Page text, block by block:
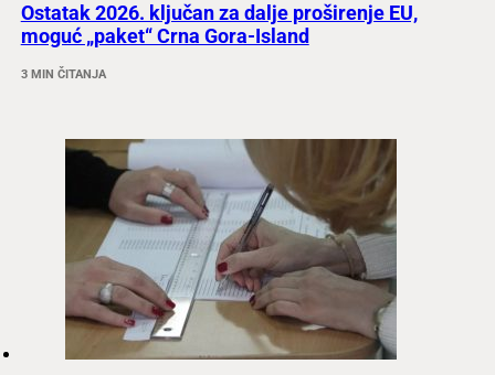
Ostatak 2026. ključan za dalje proširenje EU,
moguć „paket“ Crna Gora-Island
3 MIN ČITANJA